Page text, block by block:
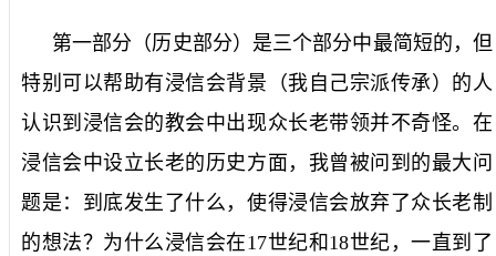
第一部分（历史部分）是三个部分中最简短的，但
特别可以帮助有浸信会背景（我自己宗派传承）的人
认识到浸信会的教会中出现众长老带领并不奇怪。在
浸信会中设立长老的历史方面，我曾被问到的最大问
题是：到底发生了什么，使得浸信会放弃了众长老制
的想法？为什么浸信会在17世纪和 18世纪，一直到了